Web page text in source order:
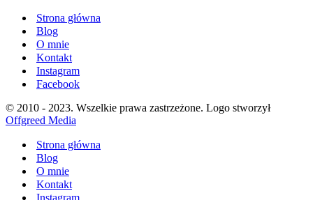
Strona główna
Blog
O mnie
Kontakt
Instagram
Facebook
© 2010 - 2023. Wszelkie prawa zastrzeżone. Logo stworzył
Offgreed Media
Strona główna
Blog
O mnie
Kontakt
Instagram